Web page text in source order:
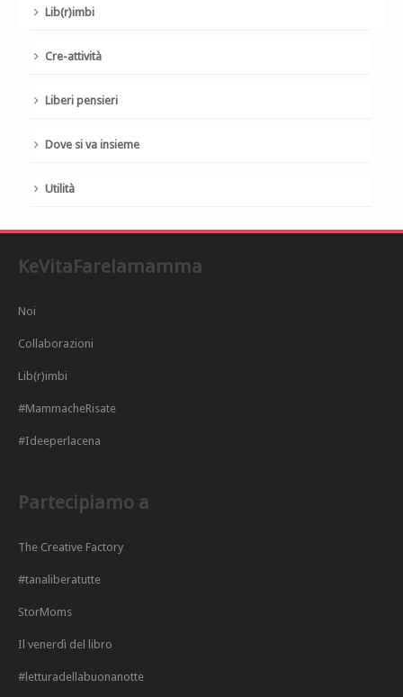
Lib(r)imbi
Cre-attività
Liberi pensieri
Dove si va insieme
Utilità
KeVitaFarelamamma
Noi
Collaborazioni
Lib(r)imbi
#MammacheRisate
#Ideeperlacena
Partecipiamo a
The Creative Factory
#tanaliberatutte
StorMoms
Il venerdì del libro
#letturadellabuonanotte